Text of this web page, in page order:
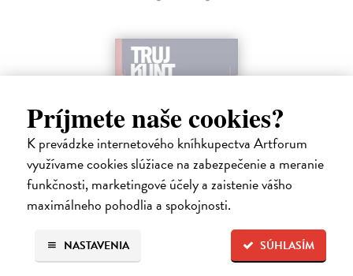
Príjmete naše cookies?
K prevádzke internetového kníhkupectva Artforum
využívame cookies slúžiace na zabezpečenie a meranie
funkčnosti, marketingové účely a zaistenie vášho
maximálneho pohodlia a spokojnosti.
SÚHLASÍM
NASTAVENIA
Sagitarius Petr| Kniha
Tramwaj Cafe je kavárna v polském Těšíně a zároveň místo, kde se